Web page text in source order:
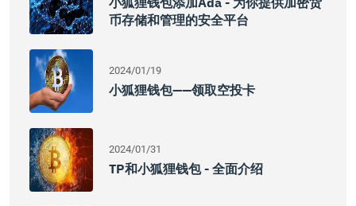
币存储和管理的安全平台
2024/01/19
小狐狸钱包——领取空投卡
2024/01/31
TP和小狐狸钱包 - 全面介绍